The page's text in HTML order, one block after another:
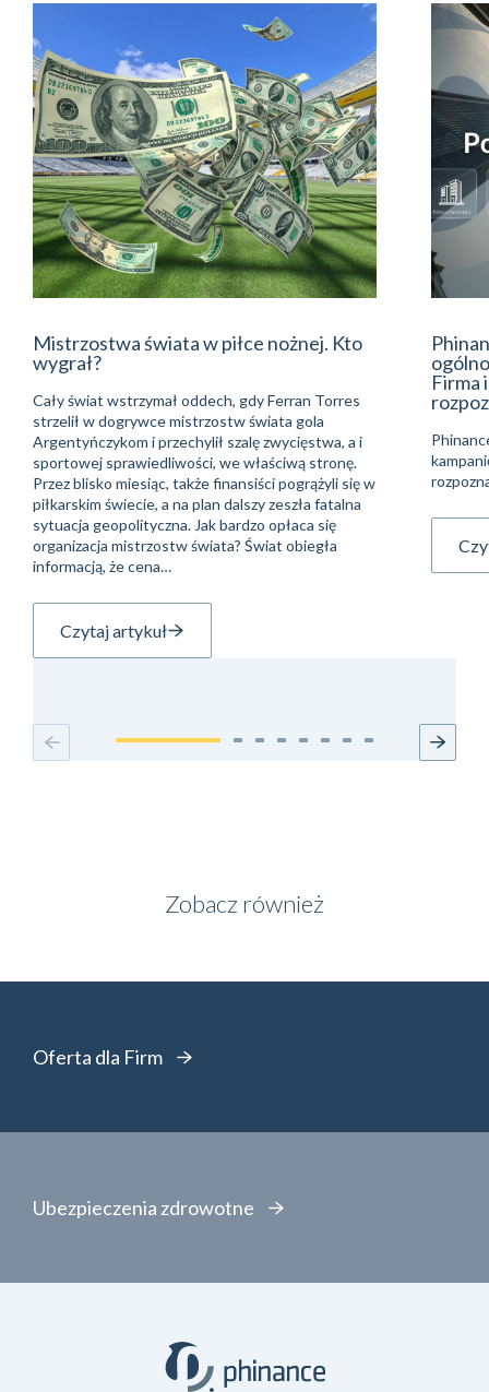
Mistrzostwa świata w piłce nożnej. Kto
wygrał?
Cały świat wstrzymał oddech, gdy Ferran Torres
strzelił w dogrywce mistrzostw świata gola
Argentyńczykom i przechylił szalę zwycięstwa, a i
sportowej sprawiedliwości, we właściwą stronę.
Przez blisko miesiąc, także finansiści pogrążyli się w
piłkarskim świecie, a na plan dalszy zeszła fatalna
sytuacja geopolityczna. Jak bardzo opłaca się
organizacja mistrzostw świata? Świat obiegła
informacją, że cena…
Czytaj artykuł
Firma
Zobacz również
Oferta dla Firm
Ubezpieczenia zdrowotne